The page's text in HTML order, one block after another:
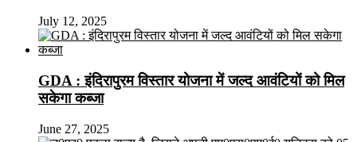
July 12, 2025
GDA : इंदिरापुरम विस्तार योजना में जल्द आवंटियों को मिल
सकेगा कब्जा
June 27, 2025